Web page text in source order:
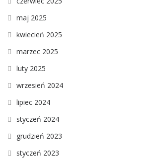
maj 2025
kwiecień 2025
marzec 2025
luty 2025
wrzesień 2024
lipiec 2024
styczeń 2024
grudzień 2023
styczeń 2023